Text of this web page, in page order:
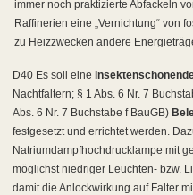
immer noch praktizierte Abfackeln
Raffinerien eine „Vernichtung“ von
zu Heizzwecken andere
D40 Es soll eine
Nachtfaltern; § 1 Abs. 6 Nr. 7
Abs. 6 Nr. 7 Buchstabe f BauGB)
festgesetzt und errichtet werden.
Natriumdampfhochdrucklampe mit
möglichst niedriger Leuchten- bzw.
damit die Anlockwirkung auf Falter